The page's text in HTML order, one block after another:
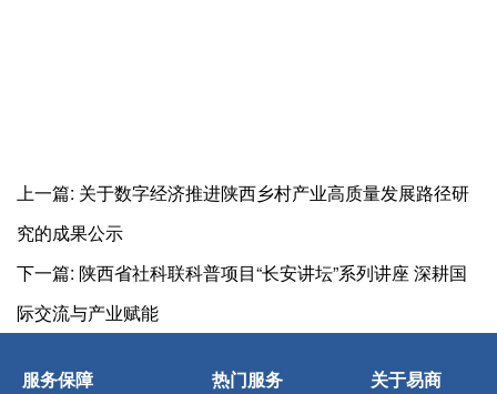
上一篇: 关于数字经济推进陕西乡村产业高质量发展路径研
究的成果公示
下一篇: 陕西省社科联科普项目“长安讲坛”系列讲座 深耕国
际交流与产业赋能
服务保障 热门服务 关于易商